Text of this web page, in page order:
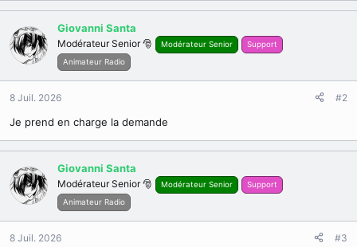
Giovanni Santa
Modérateur Senior 🎅 Modérateur Senior
Support
Animateur Radio
8 Juil. 2026 #2
Je prend en charge la demande
Giovanni Santa
Modérateur Senior 🎅 Modérateur Senior
Support
Animateur Radio
8 Juil. 2026 #3